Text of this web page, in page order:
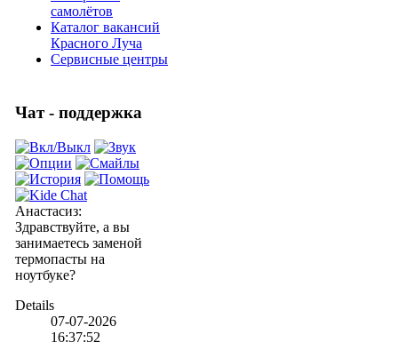
самолётов
Каталог вакансий
Красного Луча
Сервисные центры
Чат - поддержка
Анастасиз:
Здравствуйте, а вы
занимаетесь заменой
термопасты на
ноутбуке?
Details
07-07-2026
16:37:52